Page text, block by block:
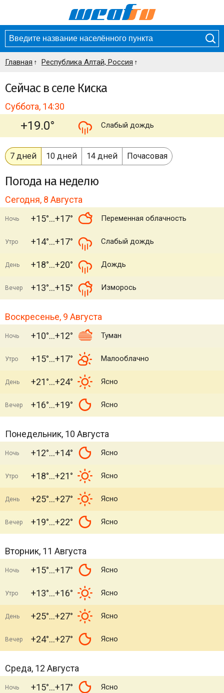
Главная Республика Алтай, Россия
Сейчас в селе Киска
Суббота, 14:30
+19.0° Слабый дождь
7 дней 10 дней 14 дней Почасовая
Погода на неделю
Сегодня, 8 Августа
Ночь +15° +17° Переменная облачность
Утро +14° +17° Слабый дождь
День +18° +20° Дождь
Вечер +13° +15° Изморось
Воскресенье, 9 Августа
Ночь +10° +12° Туман
Утро +15° +17° Малооблачно
День +21° +24° Ясно
Вечер +16° +19° Ясно
Понедельник, 10 Августа
Ночь +12° +14° Ясно
Утро +18° +21° Ясно
День +25° +27° Ясно
Вечер +19° +22° Ясно
Вторник, 11 Августа
Ночь +15° +17° Ясно
Утро +13° +16° Ясно
День +25° +27° Ясно
Вечер +24° +27° Ясно
Среда, 12 Августа
Ночь +15° +17° Ясно